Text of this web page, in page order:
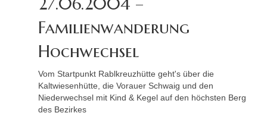
Familienwanderung
Hochwechsel
Vom Startpunkt Rablkreuzhütte geht's über die
Kaltwiesenhütte, die Vorauer Schwaig und den
Niederwechsel mit Kind & Kegel auf den höchsten Berg
des Bezirkes